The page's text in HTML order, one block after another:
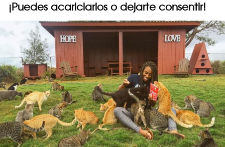
¡Puedes acariciarlos o dejarte consentir!